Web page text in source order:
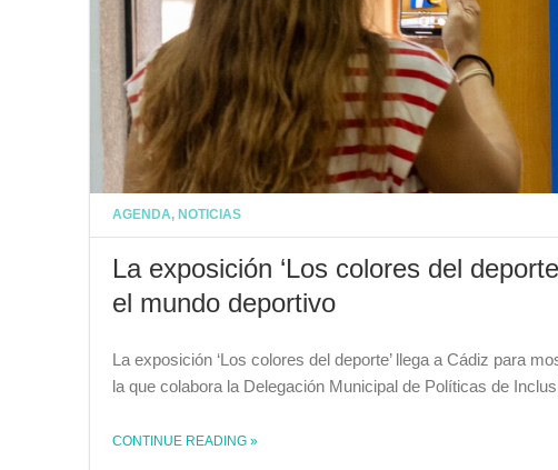
AGENDA, NOTICIAS
La exposición ‘Los colores del
el mundo deportivo
La exposición ‘Los colores del deporte’ llega a Cádiz para
la que colabora la Delegación Municipal de Políticas de
CONTINUE READING THE "LA EXPOSICIÓN ‘LOS COLORES DEL DEPORTE’ MUESTRA EN CÁDIZ REFERENTES LGTBI EN EL MUNDO DEPORTIVO"
»